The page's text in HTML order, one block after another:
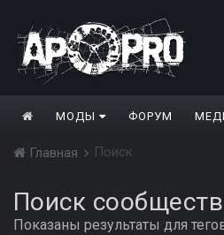
МОДЫ ФОРУМ
Главная Поиск
Поиск
Показаны результаты для